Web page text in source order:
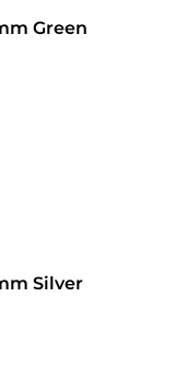
Green
Silver